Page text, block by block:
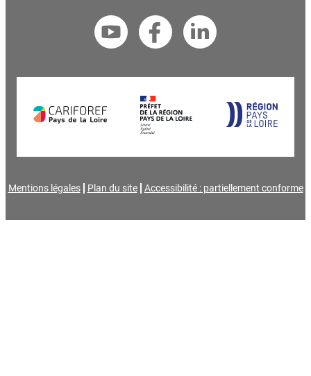
Mentions légales Plan du site Accessibilité : partiellement conforme